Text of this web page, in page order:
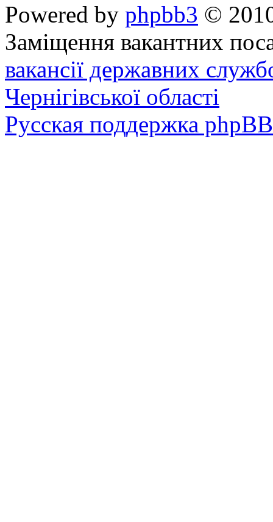
Powered by phpbb3 ©
Заміщення вакантних
вакансії державних
Чернігівської області
Русская поддержка phpBB